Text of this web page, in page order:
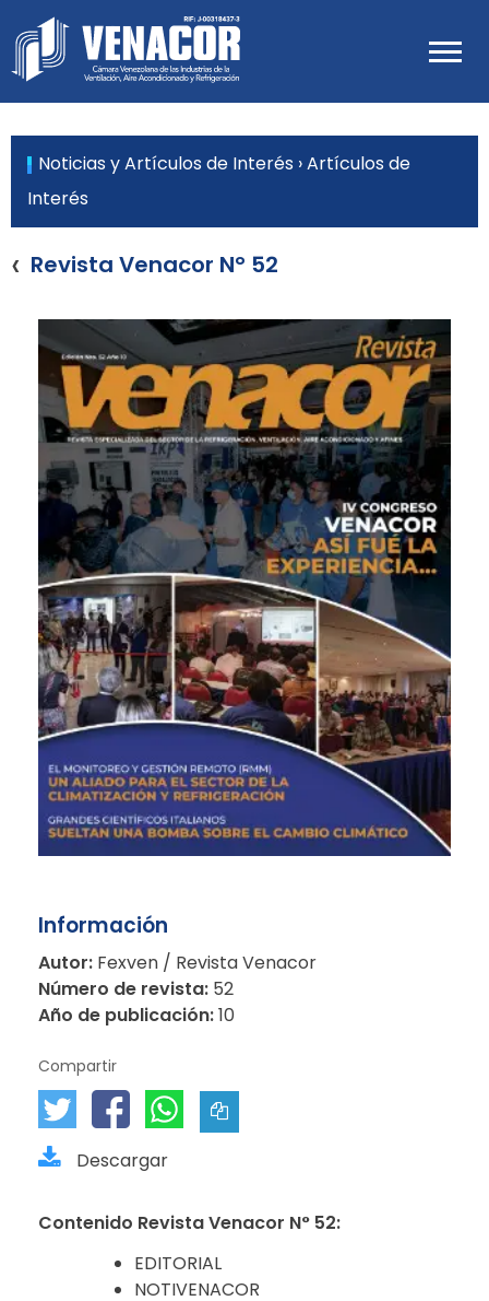
to
content
Cámara Venezolana de las
Acondicionado y Refrigeración
Noticias y Artículos de Interés › Artículos de
Interés
‹ Revista Venacor N° 52
Información
Autor: Fexven / Revista Venacor
Número de revista: 52
Año de publicación:10
Compartir
Descargar
Contenido Revista Venacor N° 52:
EDITORIAL
NOTIVENACOR